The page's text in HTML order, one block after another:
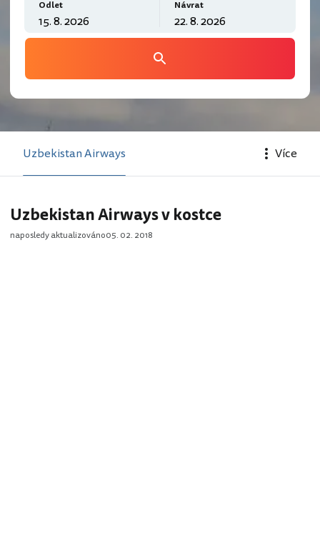
Odlet Návrat
Uzbekistan Airways Více
Uzbekistan Airways v kostce
naposledy aktualizováno05. 02. 2018